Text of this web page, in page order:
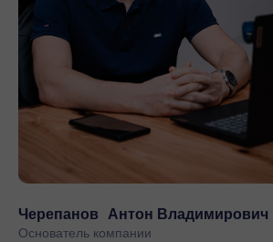
Черепанов Антон Владимирович
Основатель компании